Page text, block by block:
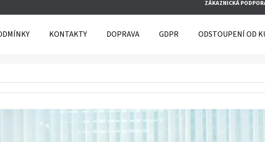
ZÁKAZNICKÁ
KONTAKTY DOPRAVA GDPR ODSTOUPENÍ OD